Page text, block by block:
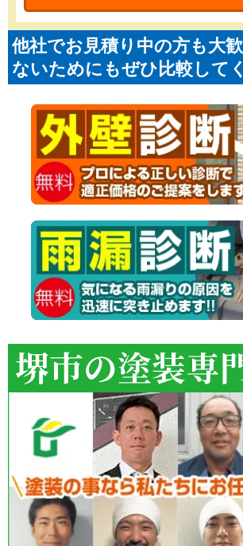
他社でお見積り中の方も大
ないためにもぜひ比較して